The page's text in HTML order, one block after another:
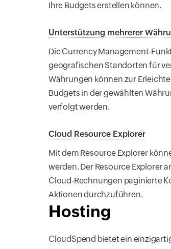
Ihre Budgets erstellen können.
Unterstützung mehrerer
Die Currency Management-
geografischen Standorten für
Währungen können zur
Budgets in der gewählten
verfolgt werden.
Cloud Resource Explorer
Mit dem Resource Explorer
werden. Der Resource Explorer
Cloud-Rechnungen paginierte
Aktionen durchzuführen.
Hosting
CloudSpend bietet ein